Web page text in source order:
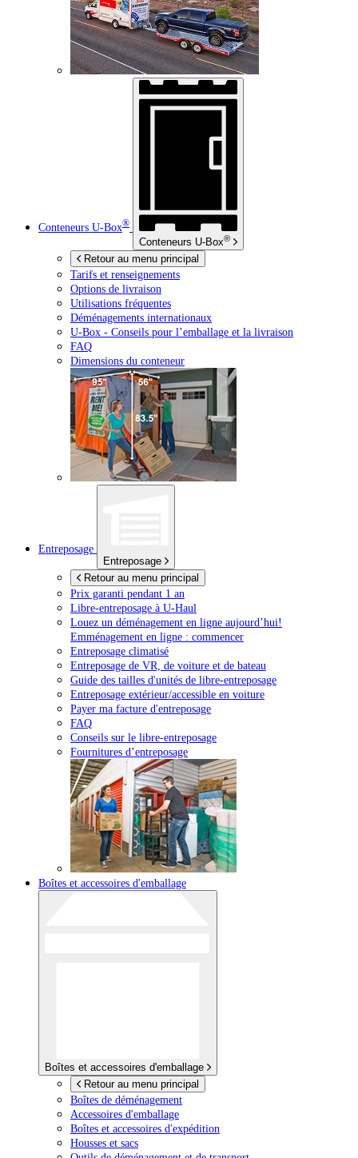
Conteneurs U-Box®
Conteneurs U-Box®
Retour au menu principal
Tarifs et renseignements
Options de livraison
Utilisations fréquentes
Déménagements internationaux
U-Box - Conseils pour l’emballage et la livraison
FAQ
Dimensions du conteneur
Entreposage
Entreposage
Retour au menu principal
Prix garanti pendant 1 an
Libre-entreposage à U-Haul
Louez un déménagement en ligne aujourd’hui!
Emménagement en ligne : commencer
Entreposage climatisé
Entreposage de VR, de voiture et de bateau
Guide des tailles d'unités de libre-entreposage
Entreposage extérieur/accessible en voiture
Payer ma facture d'entreposage
FAQ
Conseils sur le libre-entreposage
Fournitures d’entreposage
Boîtes et accessoires d'emballage
Boîtes et accessoires d'emballage
Retour au menu principal
Boîtes de déménagement
Accessoires d'emballage
Boîtes et accessoires d'expédition
Housses et sacs